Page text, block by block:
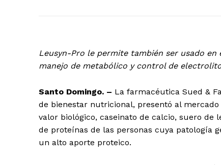
Leusyn-Pro le permite también ser usado
manejo de metabólico y control de
Santo Domingo. – La farmacéutica Sued &
de bienestar nutricional, presentó al
valor biológico, caseinato de calcio, suero
de proteínas de las personas cuya patología
un alto aporte proteico.